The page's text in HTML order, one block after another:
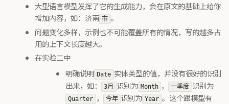
大型语言模型发挥了它的生成能力，会在原文的基础上给你
增加内容，如：济南 市 。
问题变化多样，示例也不可能覆盖所有的情况，写的越多占
用的上下文长度越大。
在实验二中
明确说明 Date 实体类型的值，并没有很好的识别
出来，如：
3月 识别为 Month ， 一季度 识别为
Quarter ， 今年 识别为 Year 。这个跟模型有